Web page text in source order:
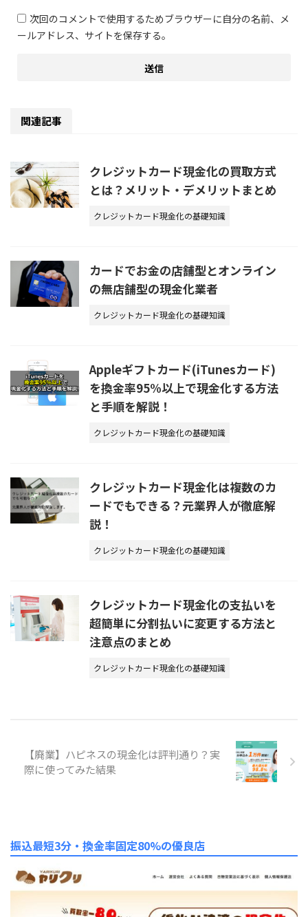
次回のコメントで使用するためブラウザーに自分の名前、メ
ールアドレス、サイトを保存する。
関連記事
クレジットカード現金化の買取方式
とは？メリット・デメリットまとめ
クレジットカード現金化の基礎知識
カードでお金の店舗型とオンライン
の無店舗型の現金化業者
クレジットカード現金化の基礎知識
Appleギフトカード(iTunesカード)
を換金率95%以上で現金化する方法
と手順を解説！
クレジットカード現金化の基礎知識
クレジットカード現金化は複数のカ
ードでもできる？元業界人が徹底解
説！
クレジットカード現金化の基礎知識
クレジットカード現金化の支払いを
超簡単に分割払いに変更する方法と
注意点のまとめ
クレジットカード現金化の基礎知識
【廃業】ハピネスの現金化は評判通り？実
際に使ってみた結果
振込最短3分・換金率固定80%の優良店